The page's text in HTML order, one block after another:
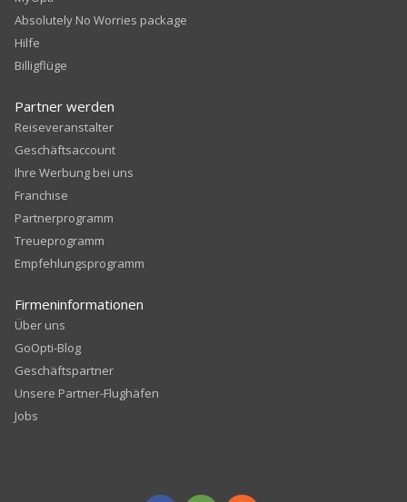
Absolutely No Worries package
Hilfe
Billigflüge
Partner werden
Reiseveranstalter
Geschäftsaccount
Ihre Werbung bei uns
Franchise
Partnerprogramm
Treueprogramm
Empfehlungsprogramm
Firmeninformationen
Über uns
GoOpti-Blog
Geschäftspartner
Unsere Partner-Flughäfen
Jobs